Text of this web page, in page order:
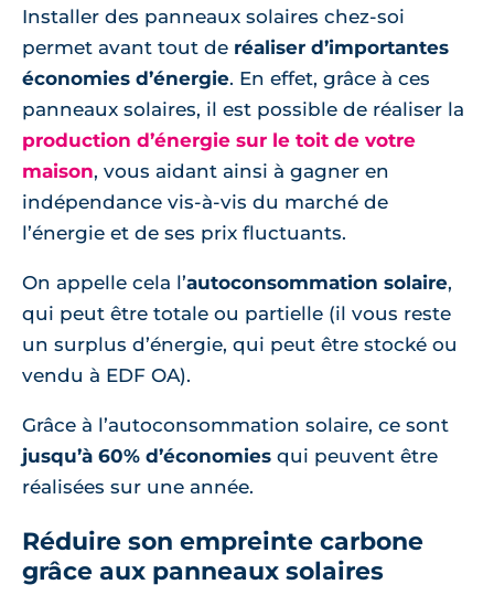
Installer des panneaux solaires chez-soi
permet avant tout de réaliser d’importantes
économies d’énergie. En effet, grâce à ces
panneaux solaires, il est possible de réaliser la
production d’énergie sur le toit de votre
maison, vous aidant ainsi à gagner en
indépendance vis-à-vis du marché de
l’énergie et de ses prix fluctuants.
On appelle cela l’autoconsommation solaire,
qui peut être totale ou partielle (il vous reste
un surplus d’énergie, qui peut être stocké ou
vendu à EDF OA).
Grâce à l’autoconsommation solaire, ce sont
jusqu’à 60% d’économies qui peuvent être
réalisées sur une année.
Réduire son empreinte carbone
grâce aux panneaux solaires